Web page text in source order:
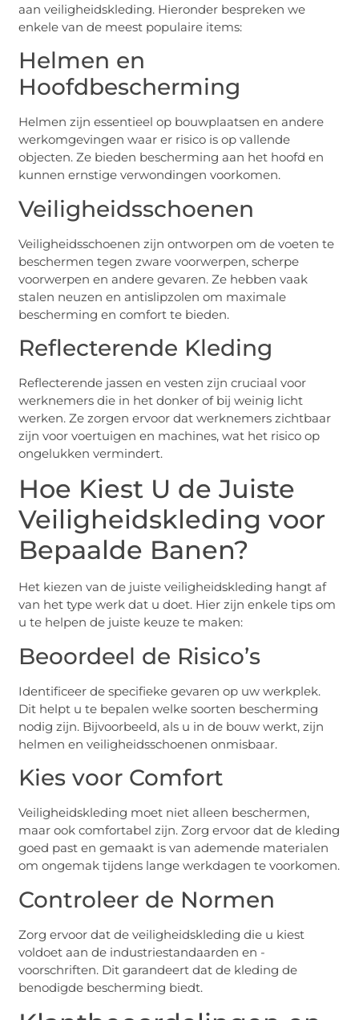
aan veiligheidskleding. Hieronder bespreken we
enkele van de meest populaire items:
Helmen en
Hoofdbescherming
Helmen zijn essentieel op bouwplaatsen en andere
werkomgevingen waar er risico is op vallende
objecten. Ze bieden bescherming aan het hoofd en
kunnen ernstige verwondingen voorkomen.
Veiligheidsschoenen
Veiligheidsschoenen zijn ontworpen om de voeten te
beschermen tegen zware voorwerpen, scherpe
voorwerpen en andere gevaren. Ze hebben vaak
stalen neuzen en antislipzolen om maximale
bescherming en comfort te bieden.
Reflecterende Kleding
Reflecterende jassen en vesten zijn cruciaal voor
werknemers die in het donker of bij weinig licht
werken. Ze zorgen ervoor dat werknemers zichtbaar
zijn voor voertuigen en machines, wat het risico op
ongelukken vermindert.
Hoe Kiest U de Juiste
Veiligheidskleding voor
Bepaalde Banen?
Het kiezen van de juiste veiligheidskleding hangt af
van het type werk dat u doet. Hier zijn enkele tips om
u te helpen de juiste keuze te maken:
Beoordeel de Risico’s
Identificeer de specifieke gevaren op uw werkplek.
Dit helpt u te bepalen welke soorten bescherming
nodig zijn. Bijvoorbeeld, als u in de bouw werkt, zijn
helmen en veiligheidsschoenen onmisbaar.
Kies voor Comfort
Veiligheidskleding moet niet alleen beschermen,
maar ook comfortabel zijn. Zorg ervoor dat de kleding
goed past en gemaakt is van ademende materialen
om ongemak tijdens lange werkdagen te voorkomen.
Controleer de Normen
Zorg ervoor dat de veiligheidskleding die u kiest
voldoet aan de industriestandaarden en -
voorschriften. Dit garandeert dat de kleding de
benodigde bescherming biedt.